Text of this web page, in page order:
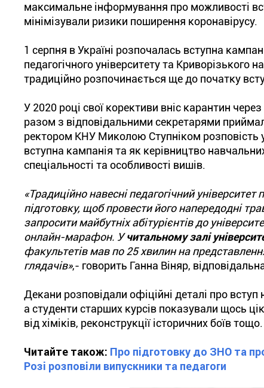
максимальне інформування про можливості
мінімізували ризики поширення коронавірусу.
1 серпня в Україні розпочалась вступна
педагогічного університету та Криворізького
традиційно розпочинається ще до початку
У 2020 році свої корективи вніс карантин
разом з відповідальними секретарями
ректором КНУ Миколою Ступніком розповість
вступна кампанія та як керівництво
спеціальності та особливості вишів.
«Традиційно навесні педагогічний університет
підготовку, щоб провести його напередодні
запросити майбутніх абітурієнтів до
онлайн-марафон. Учитальному залі
факультетів мав по 25 хвилин на
глядачів»,- говорить Ганна Віняр,
Декани розповідали офіційні деталі про
а студенти старших курсів показували щось
від хіміків, реконструкції історичних боїв тощо.
Читайте також: Про підготовку до ЗНО та
Розі розповіли випускники та педагоги